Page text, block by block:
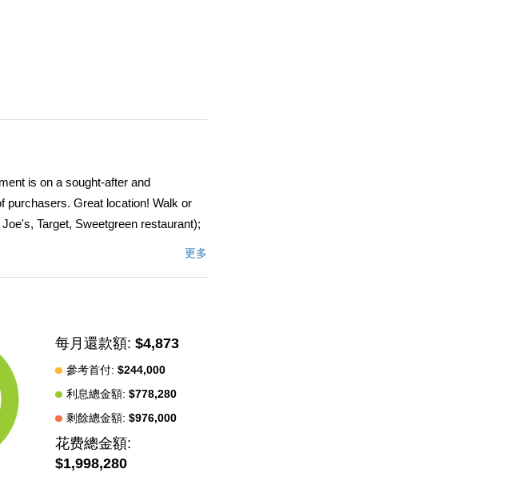
is on a sought-after and
purchasers. Great location! Walk or
Target, Sweetgreen restaurant);
ins; claw foot tubs; and original
replaced rear exterior stairs,
and central heat; reroofing was
washer/dryer on premises. In
car garage presently utilized for
are now occupied, but considering
to plan for future owner-occupancy of
to University Park HPOZ, listed
Historic District.
更多
每月還款額: $4,873
參考首付: $244,000
利息總金額: $778,280
剩餘總金額: $976,000
花费總金額:
$1,998,280